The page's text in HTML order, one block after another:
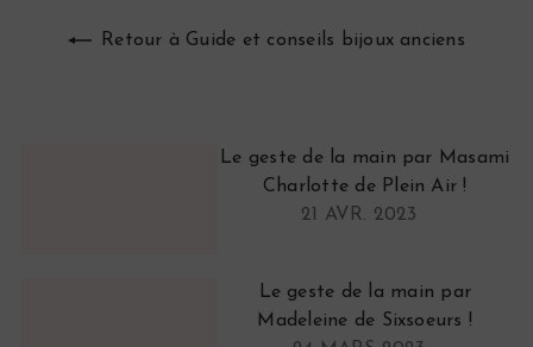
Retour à Guide et conseils bijoux anciens
Le geste de la main par Masami
Charlotte de Plein Air !
21 AVR. 2023
Le geste de la main par
Madeleine de Sixsoeurs !